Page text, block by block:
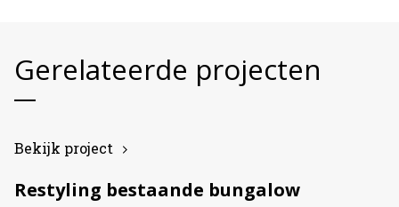
Gerelateerde projecten
Restyling bestaande bungalow
Bekijk project